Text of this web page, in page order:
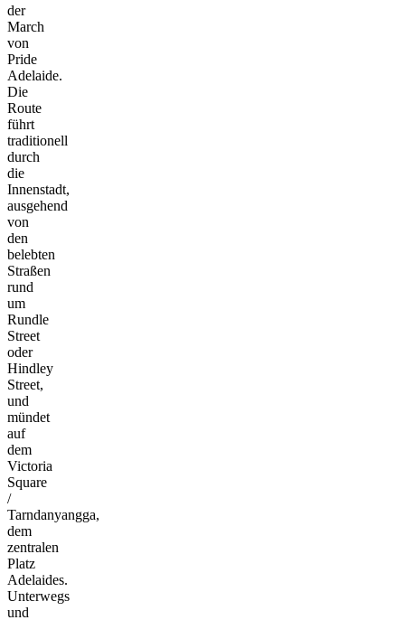
der
March
von
Pride
Adelaide.
Die
Route
führt
traditionell
durch
die
Innenstadt,
ausgehend
von
den
belebten
Straßen
rund
um
Rundle
Street
oder
Hindley
Street,
und
mündet
auf
dem
Victoria
Square
/
Tarndanyangga,
dem
zentralen
Platz
Adelaides.
Unterwegs
und